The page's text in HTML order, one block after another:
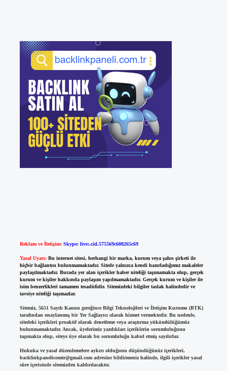
Reklam ve İletişim: Skype: live:.cid.575569c608265c69
Yasal Uyarı: Bu internet sitesi, herhangi bir marka, kurum veya şahıs şirketi ile
hiçbir bağlantısı bulunmamaktadır. Sitede yalnızca kendi hazırladığımız makaleler
paylaşılmaktadır. Burada yer alan içerikler haber niteliği taşımamakta olup, gerçek
kurum ve kişiler hakkında paylaşım yapılmamaktadır. Gerçek kurum ve kişiler ile
isim benzerlikleri tamamen tesadüfidir. Sitemizdeki bilgiler taslak halindedir ve
tavsiye niteliği taşımazlar.
Sitemiz, 5651 Sayılı Kanun gereğince Bilgi Teknolojileri ve İletişim Kurumu (BTK)
tarafından onaylanmış bir Yer Sağlayıcı olarak hizmet vermektedir. Bu nedenle,
sitedeki içerikleri proaktif olarak denetleme veya araştırma yükümlülüğümüz
bulunmamaktadır. Ancak, üyelerimiz yazdıkları içeriklerin sorumluluğunu
taşımakta olup, siteye üye olarak bu sorumluluğu kabul etmiş sayılırlar.
Hukuka ve yasal düzenlemelere aykırı olduğunu düşündüğünüz içerikleri,
backlinkpanelicomtr@gmail.comadresine bildirmeniz halinde, ilgili içerikler yasal
süre içerisinde sitemizden kaldırılacaktır.